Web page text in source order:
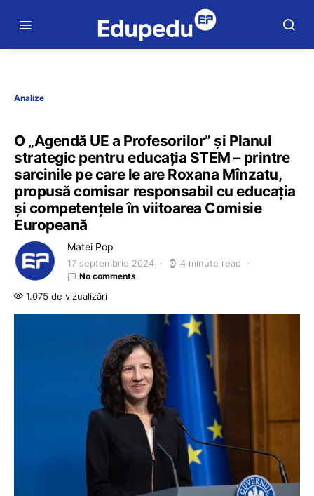
Analize
O „Agendă UE a Profesorilor” și Planul
strategic pentru educația STEM – printre
sarcinile pe care le are Roxana Mînzatu,
propusă comisar responsabil cu educația
și competențele în viitoarea Comisie
Europeană
Matei Pop
17 septembrie 2024 4 minute read
No comments
1.075 de vizualizări